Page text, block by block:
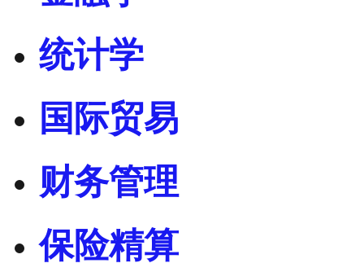
统计学
国际贸易
财务管理
保险精算